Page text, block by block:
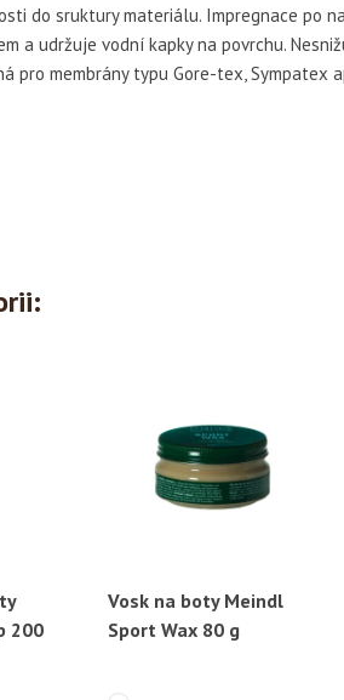
do sruktury materiálu. Impregnace po
a udržuje vodní kapky na povrchu.
pro membrány typu Gore-tex, Sympatex
200
Rychlý náhled
Vosk na boty Meindl
Sport Wax 80 g